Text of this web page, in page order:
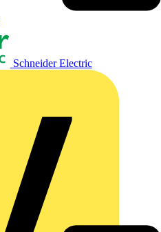
Schneider Electric